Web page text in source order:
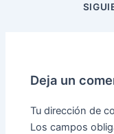
Deja un
Tu dirección de
Los campos